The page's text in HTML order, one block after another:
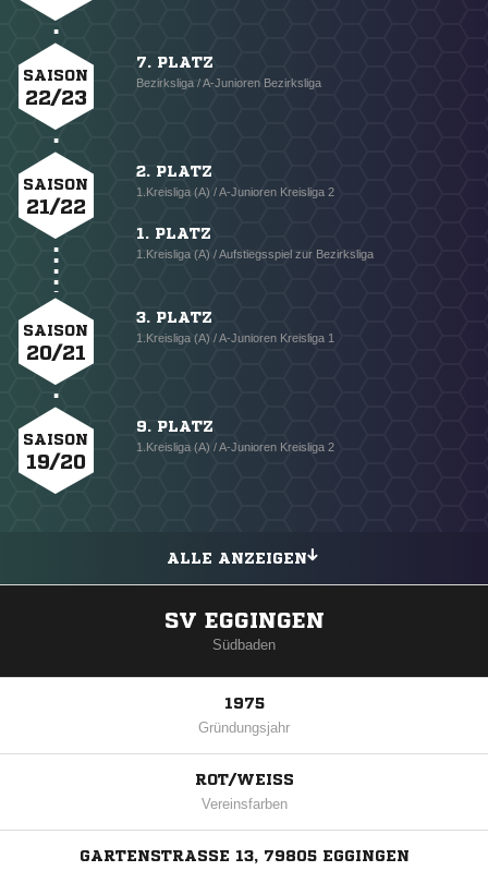
SAISON
22/23
7. PLATZ
Bezirksliga / A-Junioren Bezirksliga
SAISON
21/22
2. PLATZ
1.Kreisliga (A) / A-Junioren Kreisliga 2
1. PLATZ
1.Kreisliga (A) / Aufstiegsspiel zur Bezirksliga
SAISON
20/21
3. PLATZ
1.Kreisliga (A) / A-Junioren Kreisliga 1
SAISON
19/20
9. PLATZ
1.Kreisliga (A) / A-Junioren Kreisliga 2
ALLE ANZEIGEN
SV EGGINGEN
Südbaden
1975
Gründungsjahr
ROT/WEISS
Vereinsfarben
GARTENSTRASSE 13, 79805 EGGINGEN